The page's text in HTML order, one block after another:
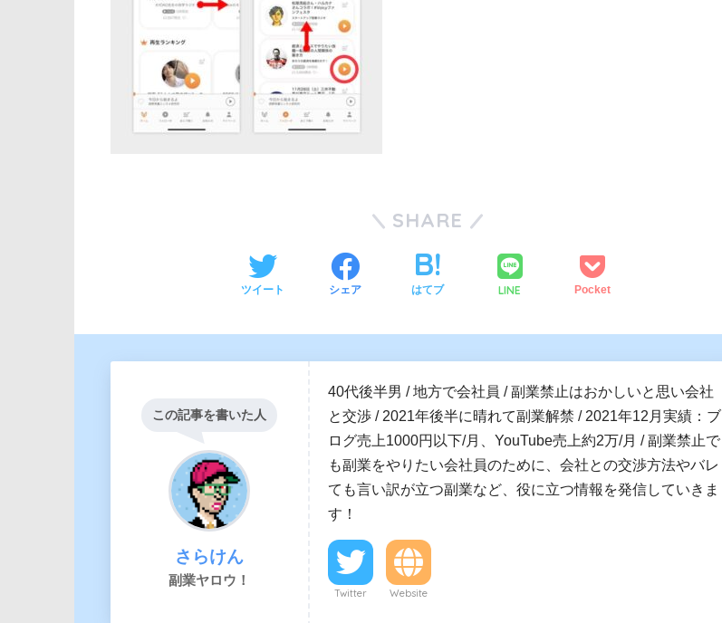
SHARE
ツイート シェア はてブ LINE Pocket
この記事を書いた人
さらけん
副業ヤロウ！
40代後半男 / 地方で会社員 / 副業禁止はおかしいと思い会社
と交渉 / 2021年後半に晴れて副業解禁 / 2021年12月実績：ブ
ログ売上1000円以下/月、YouTube売上約2万/月 / 副業禁止で
も副業をやりたい会社員のために、会社との交渉方法やバレ
ても言い訳が立つ副業など、役に立つ情報を発信していきま
す！
Twitter Website